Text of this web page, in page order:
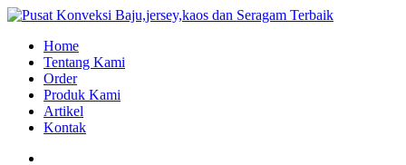
Home
Tentang Kami
Order
Produk Kami
Artikel
Kontak